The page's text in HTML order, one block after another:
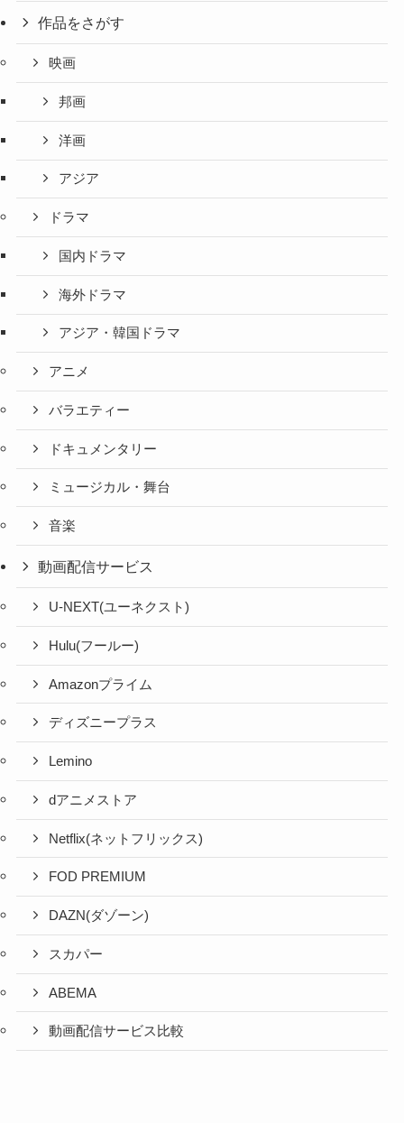
作品をさがす
映画
邦画
洋画
アジア
ドラマ
国内ドラマ
海外ドラマ
アジア・韓国ドラマ
アニメ
バラエティー
ドキュメンタリー
ミュージカル・舞台
音楽
動画配信サービス
U-NEXT(ユーネクスト)
Hulu(フールー)
Amazonプライム
ディズニープラス
Lemino
dアニメストア
Netflix(ネットフリックス)
FOD PREMIUM
DAZN(ダゾーン)
スカパー
ABEMA
動画配信サービス比較